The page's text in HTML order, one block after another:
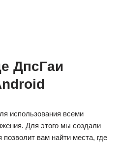
ДпсГаи
использования всеми
Для этого мы создали
вам найти места, где